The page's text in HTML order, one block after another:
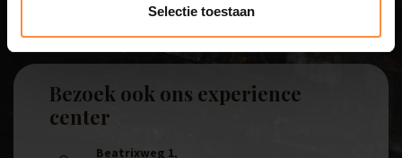
Selectie toestaan
Bezoek ook ons experience
center
Beatrixweg 1,